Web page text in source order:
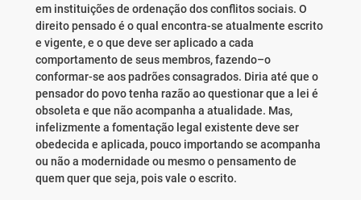
em instituições de ordenação dos conflitos sociais. O
direito pensado é o qual encontra-se atualmente escrito
e vigente, e o que deve ser aplicado a cada
comportamento de seus membros, fazendo–o
conformar-se aos padrões consagrados. Diria até que o
pensador do povo tenha razão ao questionar que a lei é
obsoleta e que não acompanha a atualidade. Mas,
infelizmente a fomentação legal existente deve ser
obedecida e aplicada, pouco importando se acompanha
ou não a modernidade ou mesmo o pensamento de
quem quer que seja, pois vale o escrito.